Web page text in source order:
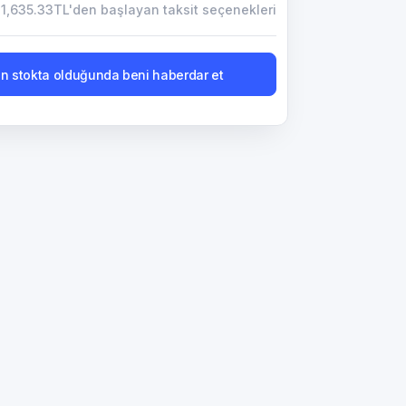
1,635.33TL'den başlayan taksit seçenekleri
stokta olduğunda beni haberdar et